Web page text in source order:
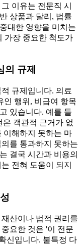
이유는 전문직 시
상품과 달리, 법률
대한 영향을 미치는
가장 중요한 척도가
의 규제
규제입니다. 의료
인 행위, 비급여 항목
있습니다. 예를 들
은 객관적 근거가 없
이해하지 못하는 마
를 통과하지 못하는
결국 시간과 비용의
전혀 도움이 되지
산이나 법적 권리를
요한 것은 '이 전문
신입니다. 불특정 다